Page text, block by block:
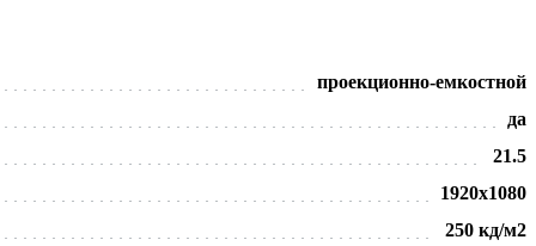
проекционно-емкостной
да
21.5
1920х1080
250 кд/м2